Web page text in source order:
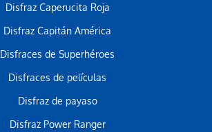
Disfraz Caperucita Roja
Disfraz Capitán América
Disfraces de Superhéroes
Disfraces de películas
Disfraz de payaso
Disfraz Power Ranger